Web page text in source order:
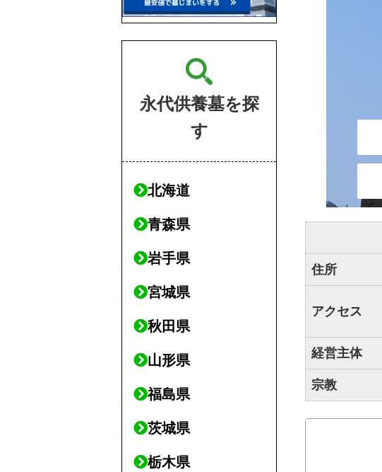
住所
アクセス
経営主体
宗教
永代供養墓を探
す
北海道
青森県
岩手県
宮城県
秋田県
山形県
福島県
茨城県
栃木県